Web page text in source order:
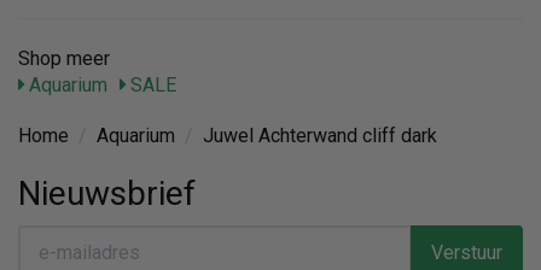
Shop meer
Aquarium
SALE
Home Aquarium Juwel Achterwand cliff dark
Nieuwsbrief
Verstuur